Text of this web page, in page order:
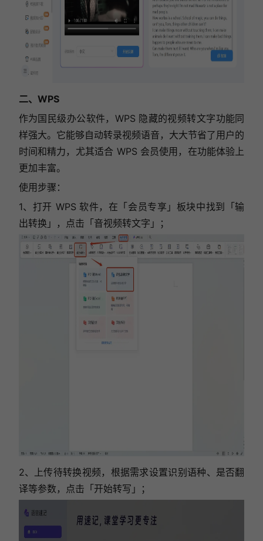
二、WPS
作为国民级办公软件，WPS 隐藏的视频转文字功能同
样强大。它能够自动转录视频语音，大大节省了用户的
时间和精力，尤其适合 WPS 会员使用，在功能体验上
更加丰富。
使用步骤：
1、打开 WPS 软件，在「会员专享」板块中找到「输
出转换」，点击「音视频转文字」；
2、上传待转换视频，根据需求设置识别语种、是否翻
译等参数，点击「开始转写」；